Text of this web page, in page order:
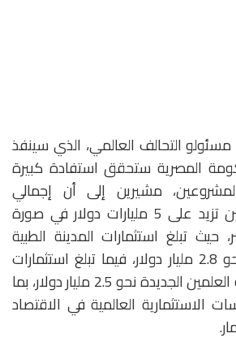
مسئولو التحالف العالمي، الذي سينفذ
المصرية ستحقق استفادة كبيرة
مشيرين إلى أن إجمالي
استثمارات المشروعين تزيد على 5 مليارات دولار في صورة
حيث تبلغ استثمارات المدينة الطبية
بالعاصمة الجديدة نحو 2.8 مليار دولار، فيما تبلغ استثمارات
المدينة الطبية بمدينة العلمين الجديدة نحو 2.5 مليار دولار، بما
العالمية في الاقتصاد